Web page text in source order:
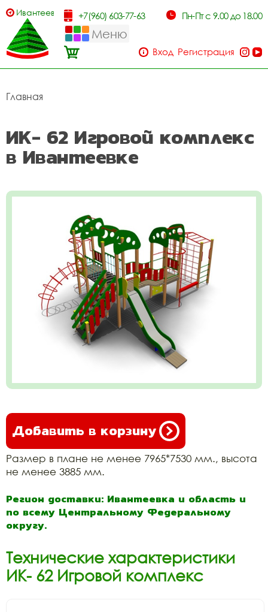
Ивантеевка +7(960) 603-77-63 Пн-Пт с 9.00 до 18.00
Меню
Вход Регистрация
Главная
ИК- 62 Игровой комплекс
в Ивантеевке
Добавить в корзину
Размер в плане не менее 7965*7530 мм., высота
не менее 3885 мм.
Регион доставки: Ивантеевка и область и
по всему Центральному Федеральному
округу.
Технические характеристики
ИК- 62 Игровой комплекс